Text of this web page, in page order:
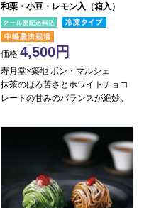
和栗・小豆・レモン入（箱入）
価格 4,500
寿月堂×築地 ボン・マルシェ
抹茶のほろ苦さとホワイトチョコ
レートの甘みのバランスが絶妙。